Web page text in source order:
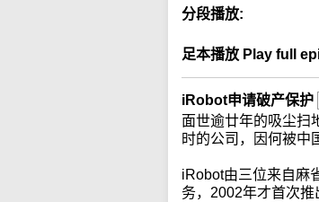
分段播放:
足本播放 Play full
iRobot申请破产保护
面世逾廿年的吸尘扫
时的公司，因何被中
iRobot由三位来自麻
务，2002年才首次